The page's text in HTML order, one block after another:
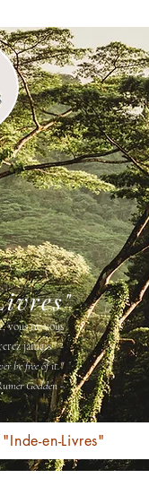
vous ne vous
jamais " -
be free of it."
Godden -
en-Livres"